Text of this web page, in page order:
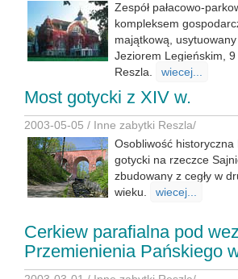
Zespół pałacowo-
kompleksem
majątkową,
Jeziorem Legieńskim, 9
Reszla.
wiecej...
Most gotycki z XIV w.
2003-05-05 / Inne zabytki Reszla/
Osobliwość historyczna
gotycki na rzeczce
zbudowany z cegły w
wieku.
wiecej...
Cerkiew parafialna pod
Przemienienia Pańskiego